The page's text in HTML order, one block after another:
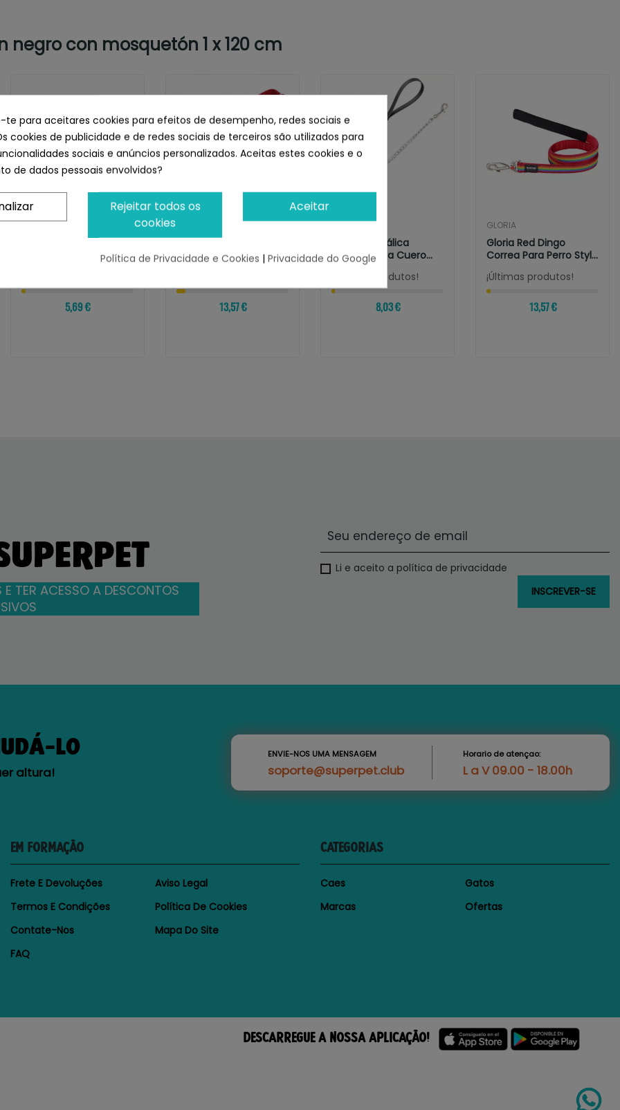
con mosquetón 1 x 120 cm
IBERIAN PETS
5,69 €
Correa Para Perro Style
13,57 €
IBERIAN PETS
Correa Metálica
Empuñadura Cuero
4mmx1m
¡Últimas produtos!
8,03 €
GLORIA
Gloria Red Dingo
Correa Para Perro Style
RAINBOW
¡Últimas produtos!
13,57 €
TER ACESSO A DESCONTOS
Li e aceito a política de privacidade
LO
altura!
ENVIE-NOS UMA MENSAGEM
soporte@superpet.club
Horario de atençao:
L a V 09.00 - 18.00h
EM FORMAÇÃO
Frete E Devoluções
Aviso Legal
Termos E Condições
Política De Cookies
Contate-Nos
Mapa Do Site
FAQ
CATEGORIAS
Caes
Gatos
Marcas
Ofertas
DESCARREGUE A NOSSA APLICAÇÃO!
te para aceitares cookies para efeitos de desempenho, redes sociais e
cookies de publicidade e de redes sociais de terceiros são utilizados para
sociais e anúncios personalizados. Aceitas estes cookies e o
de dados pessoais envolvidos?
Aceitar
Rejeitar todos os
cookies
Política de Privacidade e Cookies | Privacidade do Google